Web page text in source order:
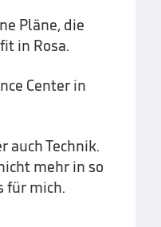
Pläne, die
in Rosa.
Center in
auch Technik.
mehr in so
für mich.